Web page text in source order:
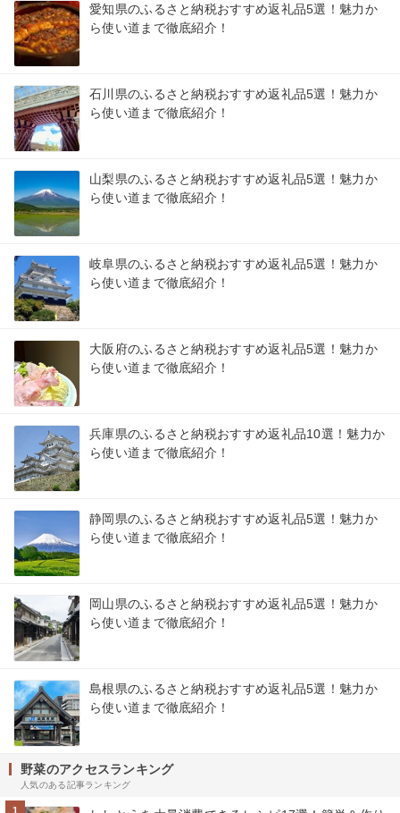
愛知県のふるさと納税おすすめ返礼品5選！魅力か
ら使い道まで徹底紹介！
石川県のふるさと納税おすすめ返礼品5選！魅力か
ら使い道まで徹底紹介！
山梨県のふるさと納税おすすめ返礼品5選！魅力か
ら使い道まで徹底紹介！
岐阜県のふるさと納税おすすめ返礼品5選！魅力か
ら使い道まで徹底紹介！
大阪府のふるさと納税おすすめ返礼品5選！魅力か
ら使い道まで徹底紹介！
兵庫県のふるさと納税おすすめ返礼品10選！魅力か
ら使い道まで徹底紹介！
静岡県のふるさと納税おすすめ返礼品5選！魅力か
ら使い道まで徹底紹介！
岡山県のふるさと納税おすすめ返礼品5選！魅力か
ら使い道まで徹底紹介！
島根県のふるさと納税おすすめ返礼品5選！魅力か
ら使い道まで徹底紹介！
野菜のアクセスランキング
人気のある記事ランキング
1